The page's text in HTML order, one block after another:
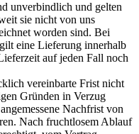
unverbindlich und gelten
sie nicht von uns
worden sind. Bei
eine Lieferung innerhalb
auf jeden Fall noch
vereinbarte Frist nicht
Gründen in Verzug
Nachfrist von
Nach fruchtlosem Ablauf